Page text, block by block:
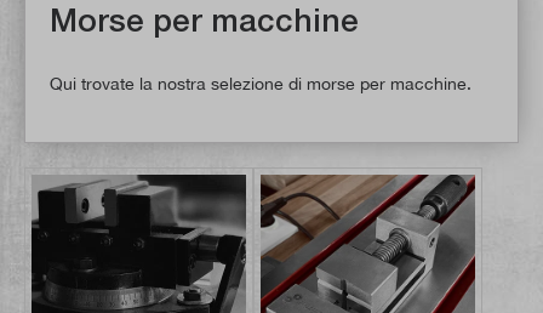
Morse per macchine
Qui trovate la nostra selezione di morse per macchine.